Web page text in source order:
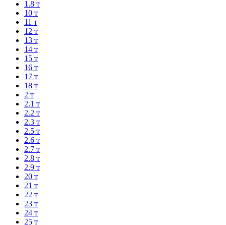
1.8 т
10 т
11 т
12 т
13 т
14 т
15 т
16 т
17 т
18 т
2 т
2.1 т
2.2 т
2.3 т
2.5 т
2.6 т
2.7 т
2.8 т
2.9 т
20 т
21 т
22 т
23 т
24 т
25 т